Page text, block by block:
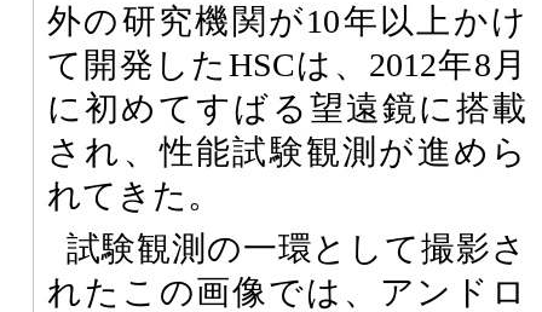
外の研究機関が10年以上かけ
て開発したHSCは、2012年8月
に初めてすばる望遠鏡に搭載
され、性能試験観測が進めら
れてきた。
試験観測の一環として撮影さ
れたこの画像では、アンドロ